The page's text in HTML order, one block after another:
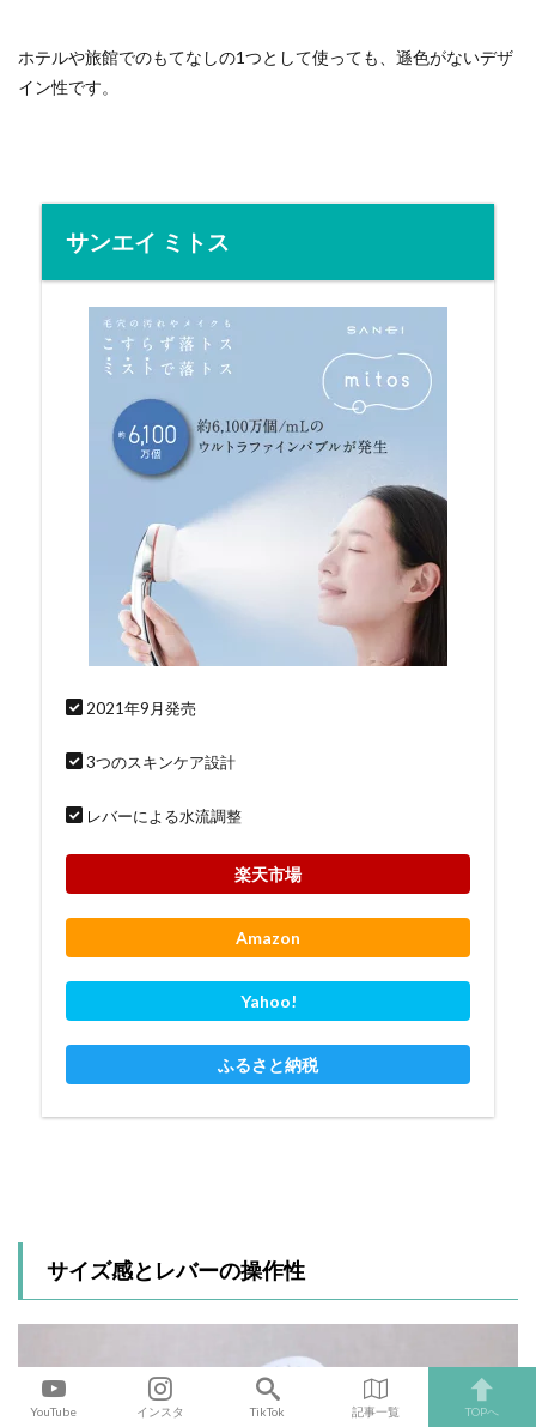
ホテルや旅館でのもてなしの1つとして使っても、遜色がないデザ
イン性です。
サンエイ ミトス
2021年9月発売
3つのスキンケア設計
レバーによる水流調整
楽天市場
Amazon
Yahoo!
ふるさと納税
サイズ感とレバーの操作性
YouTube インスタ TikTok 記事一覧 TOPへ